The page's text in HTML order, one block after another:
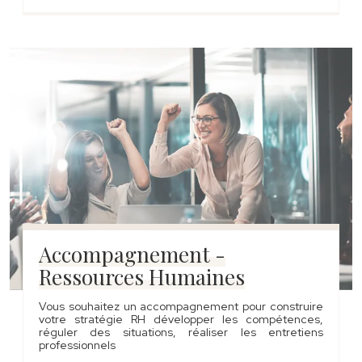
Accompagnement -
Ressources Humaines
Vous souhaitez un accompagnement pour construire
votre stratégie RH développer les compétences,
réguler des situations, réaliser les entretiens
professionnels